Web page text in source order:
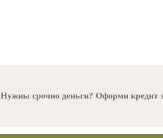
Нужны срочно деньги? Оформи кредит